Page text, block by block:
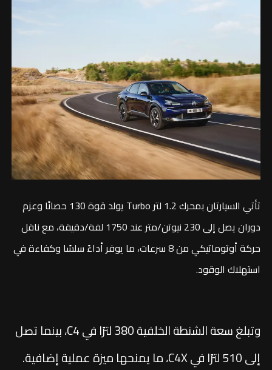
تأتي السيارتان بمحرك 1.2 لتر Turbo يولد قوة 130 حصانًا وعزم
دوران يصل إلى 230 نيوتن/متر عند 1750 لفة/دقيقة، مع ناقل
حركة أوتوماتيكي من 8 سرعات، ما يوفر أداءً سلسًا وكفاءة في
استهلاك الوقود.
وتبلغ سعة الشنطة الخلفية 380 لترًا في C4، بينما تصل
إلى 510 لترًا في C4X، ما يمنحها ميزة عملية إضافية.